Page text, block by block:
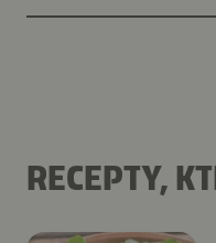
RECEPTY,